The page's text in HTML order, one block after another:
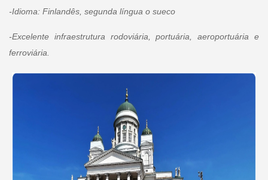
-Idioma: Finlandês, segunda língua o sueco
-Excelente infraestrutura rodoviária, portuária, aeroportuária e
ferroviária.